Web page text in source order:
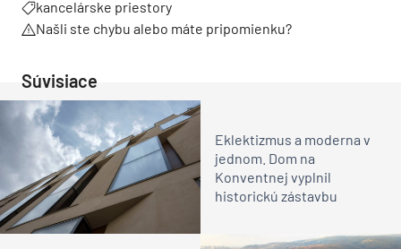
kancelárske priestory
Našli ste chybu alebo máte pripomienku?
Súvisiace
Eklektizmus a moderna v
jednom. Dom na
Konventnej vyplnil
historickú zástavbu